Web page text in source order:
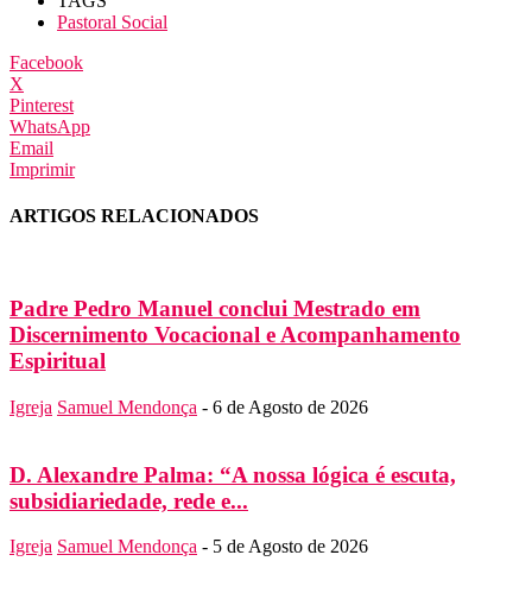
Pastoral Social
Facebook
X
Pinterest
WhatsApp
Email
Imprimir
ARTIGOS RELACIONADOS
Padre Pedro Manuel conclui Mestrado em
Discernimento Vocacional e Acompanhamento
Espiritual
Igreja Samuel Mendonça - 6 de Agosto de 2026
D. Alexandre Palma: “A nossa lógica é escuta,
subsidiariedade, rede e...
Igreja Samuel Mendonça - 5 de Agosto de 2026